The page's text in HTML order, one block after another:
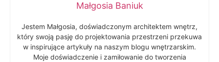
Małgosia Baniuk
Jestem Małgosia, doświadczonym architektem wnętrz,
który swoją pasję do projektowania przestrzeni przekuwa
w inspirujące artykuły na naszym blogu wnętrzarskim.
Moje doświadczenie i zamiłowanie do tworzenia